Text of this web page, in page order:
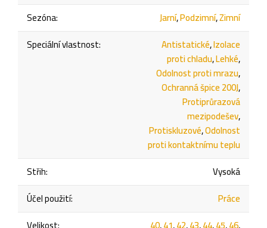
Sezóna: Jarní,Podzimní,Zimní
Speciální vlastnost: Antistatické,Izolace
proti chladu,Lehké,
Odolnost proti mrazu,
Ochranná špice 200J,
Protiprůrazová
mezipodešev,
Protiskluzové,Odolnost
proti kontaktnímu teplu
Střih:
Vysoká
Účel použití:
Práce